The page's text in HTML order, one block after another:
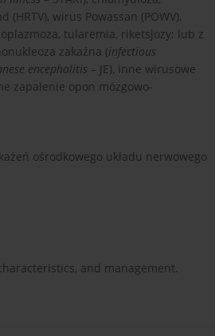
(HRTV), wirus Powassan (POWV),
tularemia, riketsjozy; lub z
zakaźna (infectious
encephalitis – JE), inne wirusowe
zapalenie opon mózgowo-
ośrodkowego układu nerwowego
and management.